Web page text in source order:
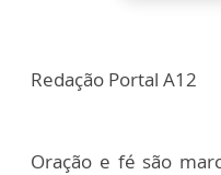
Redação Portal A12
Oração e fé são